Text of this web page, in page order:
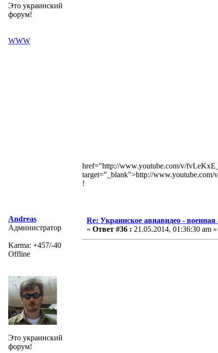
Это украинский
форум!
WWW
href="http://www.youtube.com/v/
target="_blank">http://
!
Andreas
Администратор
Karma: +457/-40
Offline
Это украинский
форум!
Re: Украинское авиавидео -
« Ответ #36 : 21.05.2014, 01:36:30 am »